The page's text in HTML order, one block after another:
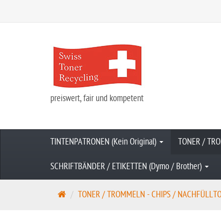
preiswert, fair und kompetent
TINTENPATRONEN (Kein Original) TONER /
SCHRIFTBÄNDER / ETIKETTEN (Dymo / Brother)
S
TONER / TROMMELN - CHIPS /